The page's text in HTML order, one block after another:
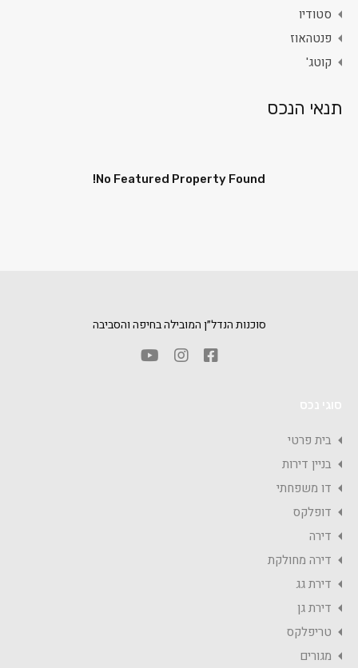
סטודיו
פנטהאוז
קוטג'
תנאי הנכס
No Featured Property Found!
סוכנות הנדל״ן המובילה בחיפה והסביבה
בית פרטי
בניין דירות
דו משפחתי
דופלקס
דירה
דירה מחולקת
דירת גג
דירת גן
טריפלקס
מגורים